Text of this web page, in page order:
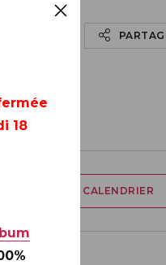
À MON CALENDRIER
18